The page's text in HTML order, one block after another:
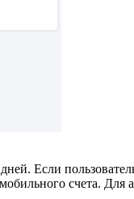
Если
счета. Для